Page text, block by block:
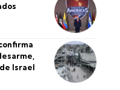
Israel